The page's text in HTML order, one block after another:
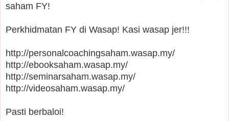
saham FY!
Perkhidmatan FY di Wasap! Kasi wasap jer!!!
http://personalcoachingsaham.wasap.my/
http://ebooksaham.wasap.my/
http://seminarsaham.wasap.my/
http://videosaham.wasap.my/
Pasti berbaloi!